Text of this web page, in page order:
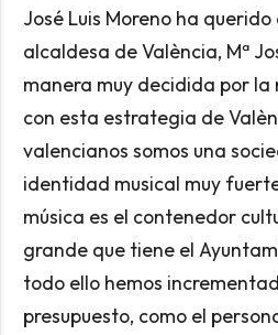
José Luis Moreno ha
alcaldesa de València, Mª
manera muy decidida por la
con esta estrategia de
valencianos somos una
identidad musical muy
música es el contenedor
grande que tiene el
todo ello hemos
presupuesto, como el